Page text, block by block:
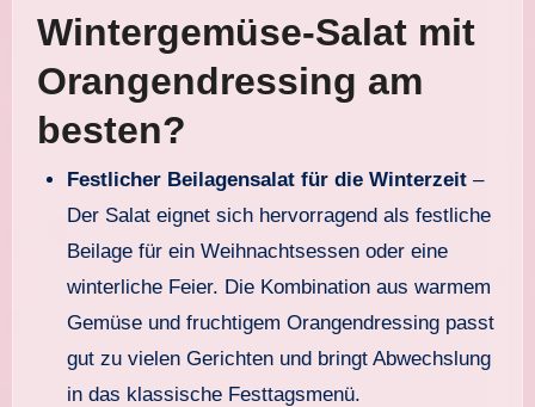
Wintergemüse-Salat mit
Orangendressing am
besten?
Festlicher Beilagensalat für die Winterzeit –
Der Salat eignet sich hervorragend als festliche
Beilage für ein Weihnachtsessen oder eine
winterliche Feier. Die Kombination aus warmem
Gemüse und fruchtigem Orangendressing passt
gut zu vielen Gerichten und bringt Abwechslung
in das klassische Festtagsmenü.